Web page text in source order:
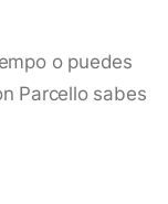
o puedes
Parcello sabes